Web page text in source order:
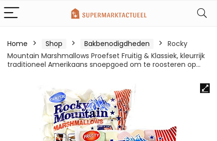
Home Shop Bakbenodigdheden
Rocky
Mountain Marshmallows Proefset Fruitig & Klassiek, kleurrijk
traditioneel Amerikaans snoepgoed om te roosteren op…